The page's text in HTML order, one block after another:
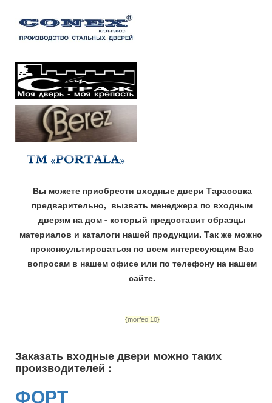
Вы можете приобрести входные двери Тарасовка
предварительно, вызвать менеджера по входным
дверям на дом - который предоставит образцы
материалов и каталоги нашей продукции. Так же можно
проконсультироваться по всем интересующим Вас
вопросам в нашем офисе или по телефону на нашем
сайте.
{morfeo 10}
Заказать входные двери можно таких
производителей :
ФОРТ